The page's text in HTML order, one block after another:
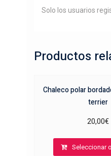
Solo los usuarios
Productos
Chaleco polar
terrier
20,00€
Seleccionar